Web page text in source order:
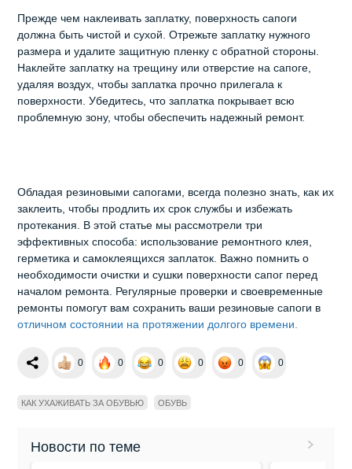
Прежде чем наклеивать заплатку, поверхность сапоги
должна быть чистой и сухой. Отрежьте заплатку нужного
размера и удалите защитную пленку с обратной стороны.
Наклейте заплатку на трещину или отверстие на сапоге,
удаляя воздух, чтобы заплатка прочно прилегала к
поверхности. Убедитесь, что заплатка покрывает всю
проблемную зону, чтобы обеспечить надежный ремонт.
Обладая резиновыми сапогами, всегда полезно знать, как их
заклеить, чтобы продлить их срок службы и избежать
протекания. В этой статье мы рассмотрели три
эффективных способа: использование ремонтного клея,
герметика и самоклеящихся заплаток. Важно помнить о
необходимости очистки и сушки поверхности сапог перед
началом ремонта. Регулярные проверки и своевременные
ремонты помогут вам сохранить ваши резиновые сапоги в
отличном состоянии на протяжении долгого времени.
0 0 0 0 0 0
КАК УХАЖИВАТЬ ЗА ОБУВЬЮ ОБУВЬ
Новости по теме